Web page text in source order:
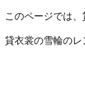
このページでは
貸衣裳の雪輪のレ